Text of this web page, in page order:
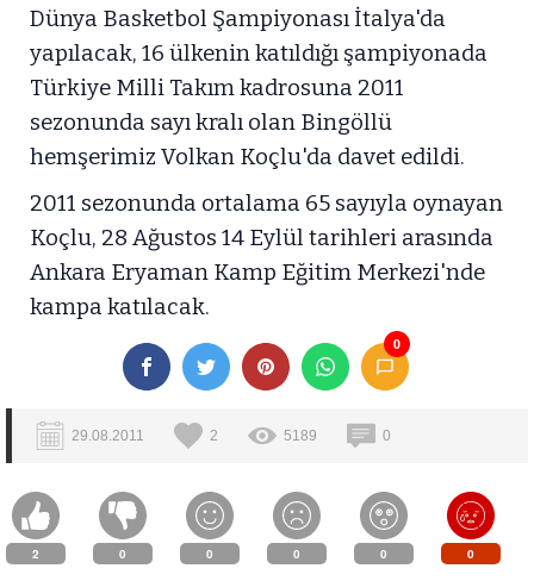
Dünya Basketbol Şampiyonası İtalya'da
yapılacak, 16 ülkenin katıldığı şampiyonada
Türkiye Milli Takım kadrosuna 2011
sezonunda sayı kralı olan Bingöllü
hemşerimiz Volkan Koçlu'da davet edildi.
2011 sezonunda ortalama 65 sayıyla oynayan
Koçlu, 28 Ağustos 14 Eylül tarihleri arasında
Ankara Eryaman Kamp Eğitim Merkezi'nde
kampa katılacak.
0
29.08.2011 2 5189 0
2 0 0 0 0 0